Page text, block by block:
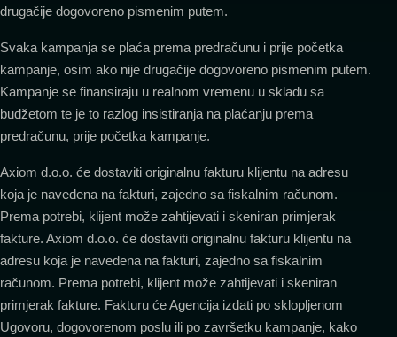
drugačije dogovoreno pismenim putem.
Svaka kampanja se plaća prema predračunu i prije početka
kampanje, osim ako nije drugačije dogovoreno pismenim putem.
Kampanje se finansiraju u realnom vremenu u skladu sa
budžetom te je to razlog insistiranja na plaćanju prema
predračunu, prije početka kampanje.
Axiom d.o.o. će dostaviti originalnu fakturu klijentu na adresu
koja je navedena na fakturi, zajedno sa fiskalnim računom.
Prema potrebi, klijent može zahtijevati i skeniran primjerak
fakture. Axiom d.o.o. će dostaviti originalnu fakturu klijentu na
adresu koja je navedena na fakturi, zajedno sa fiskalnim
računom. Prema potrebi, klijent može zahtijevati i skeniran
primjerak fakture. Fakturu će Agencija izdati po sklopljenom
Ugovoru, dogovorenom poslu ili po završetku kampanje, kako